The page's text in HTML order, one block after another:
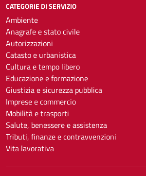
CATEGORIE DI SERVIZIO
Ambiente
Anagrafe e stato civile
Autorizzazioni
Catasto e urbanistica
Cultura e tempo libero
Educazione e formazione
Giustizia e sicurezza pubblica
Imprese e commercio
Mobilità e trasporti
Salute, benessere e assistenza
Tributi, finanze e contravvenzioni
Vita lavorativa